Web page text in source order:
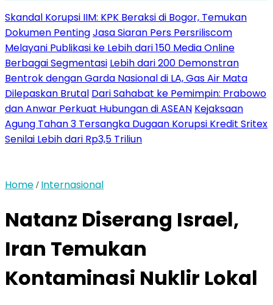
Skandal Korupsi IIM: KPK Beraksi di Bogor, Temukan
Dokumen PentingJasa Siaran Pers Persriliscom
Melayani Publikasi ke Lebih dari 150 Media Online
Berbagai Segmentasi Lebih dari 200 Demonstran
Bentrok dengan Garda Nasional di LA, Gas Air Mata
Dilepaskan Brutal Dari Sahabat ke Pemimpin: Prabowo
dan Anwar Perkuat Hubungan di ASEAN Kejaksaan
Agung Tahan 3 Tersangka Dugaan Korupsi Kredit Sritex
Senilai Lebih dari Rp3,5 Triliun
Home / Internasional
Natanz Diserang Israel,
Iran Temukan
Kontaminasi Nuklir Lokal